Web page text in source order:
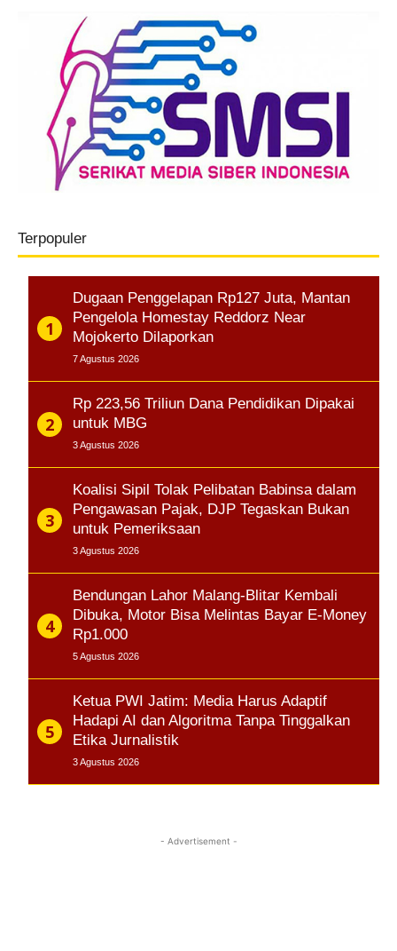
Terpopuler
Dugaan Penggelapan Rp127 Juta, Mantan
Pengelola Homestay Reddorz Near
Mojokerto Dilaporkan
7 Agustus 2026
Rp 223,56 Triliun Dana Pendidikan Dipakai
untuk MBG
3 Agustus 2026
Koalisi Sipil Tolak Pelibatan Babinsa dalam
Pengawasan Pajak, DJP Tegaskan Bukan
untuk Pemeriksaan
3 Agustus 2026
Bendungan Lahor Malang-Blitar Kembali
Dibuka, Motor Bisa Melintas Bayar E-Money
Rp1.000
5 Agustus 2026
Ketua PWI Jatim: Media Harus Adaptif
Hadapi AI dan Algoritma Tanpa Tinggalkan
Etika Jurnalistik
3 Agustus 2026
- Advertisement -